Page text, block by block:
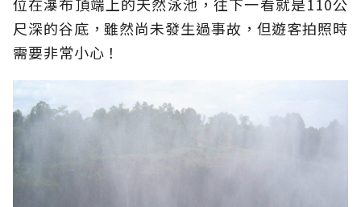
尺深的谷底，雖然尚未發生過事故，但遊客拍照時
需要非常小心！